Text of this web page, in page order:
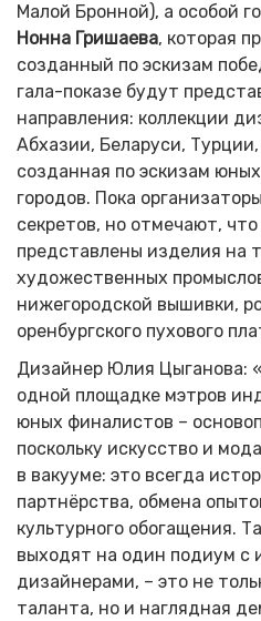
Малой Бронной), а особой
Нонна Гришаева, которая
созданный по эскизам
гала-показе будут
направления: коллекции
Абхазии, Беларуси,
созданная по эскизам
городов. Пока
секретов, но отмечают,
представлены изделия на
художественных
нижегородской вышивки,
оренбургского пухового
Дизайнер Юлия Цыганова:
одной площадке мэтров
юных финалистов –
поскольку искусство и
в вакууме: это всегда
партнёрства, обмена
культурного обогащения.
выходят на один подиум с
дизайнерами, – это не
таланта, но и наглядная